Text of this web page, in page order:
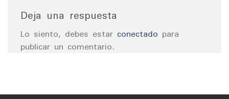
Deja una respuesta
Lo siento, debes estar conectado para
publicar un comentario.